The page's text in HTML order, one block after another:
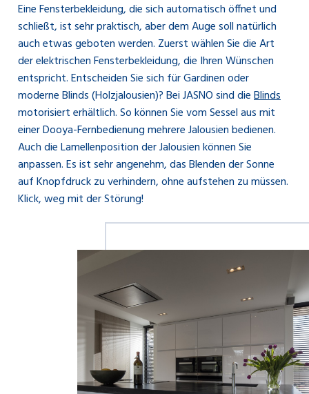
Eine Fensterbekleidung, die sich automatisch öffnet und
schließt, ist sehr praktisch, aber dem Auge soll natürlich
auch etwas geboten werden. Zuerst wählen Sie die Art
der elektrischen Fensterbekleidung, die Ihren Wünschen
entspricht. Entscheiden Sie sich für Gardinen oder
moderne Blinds (Holzjalousien)? Bei JASNO sind dieBlinds
motorisiert erhältlich. So können Sie vom Sessel aus mit
einer Dooya-Fernbedienung mehrere Jalousien bedienen.
Auch die Lamellenposition der Jalousien können Sie
anpassen. Es ist sehr angenehm, das Blenden der Sonne
auf Knopfdruck zu verhindern, ohne aufstehen zu müssen.
Klick, weg mit der Störung!